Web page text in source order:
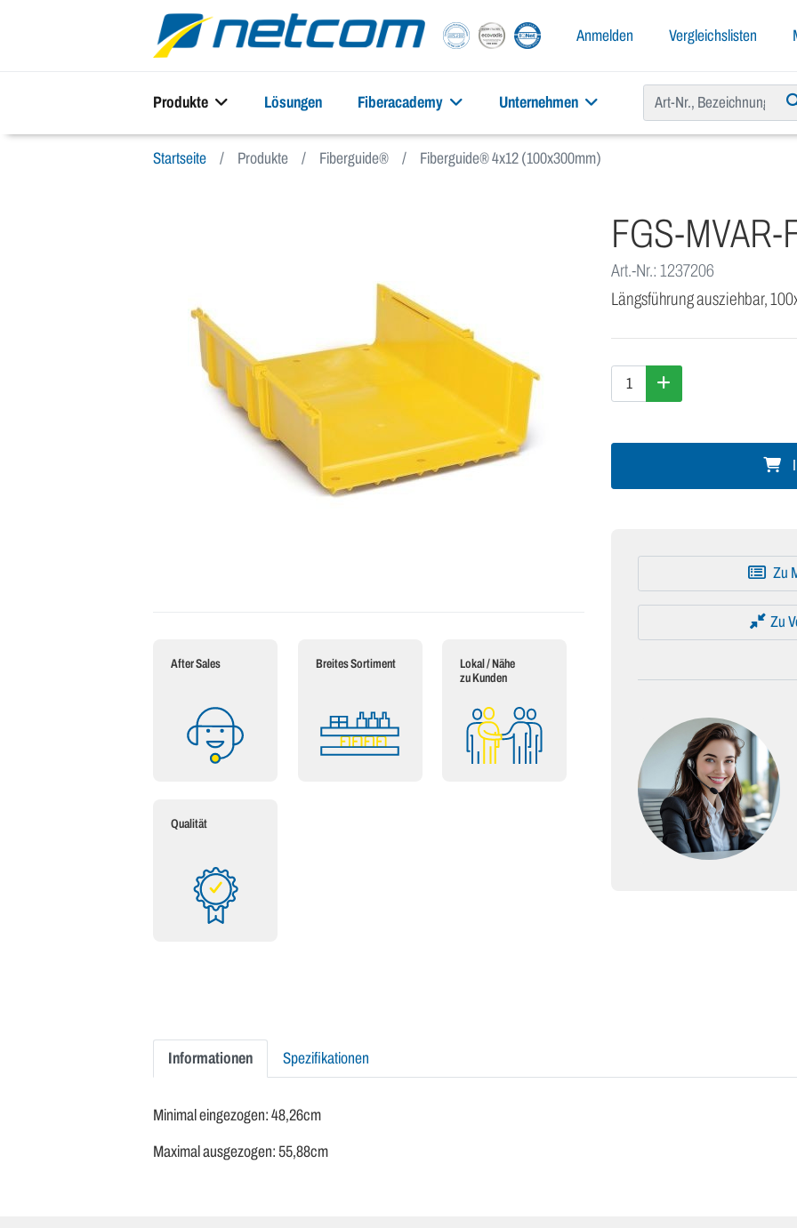
Anmelden Vergleichslisten
Produkte Lösungen Fiberacademy Unternehmen
Startseite Produkte Fiberguide® Fiberguide® 4x12 (100x300mm)
After Sales Breites Sortiment
Lokal / Nähe
zu Kunden
Qualität
FGS-MVAR-
Art.-Nr.: 1237206
Längsführung ausziehbar,
Zu
Zu
Informationen Spezifikationen
Minimal eingezogen: 48,26cm
Maximal ausgezogen: 55,88cm